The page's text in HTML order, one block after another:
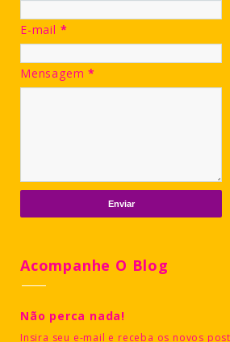
E-mail *
Mensagem*
Acompanhe O Blog
Não perca nada!
Insira seu e-mail e receba os novos